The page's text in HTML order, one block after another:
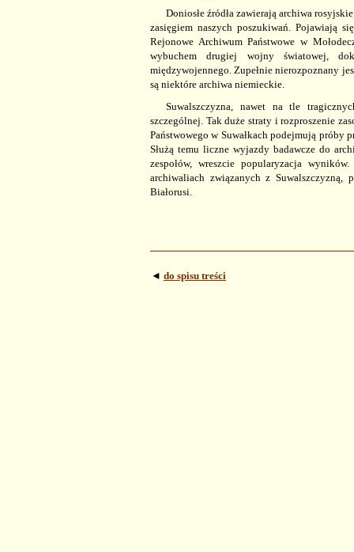
Doniosłe źródła zawierają archiwa
zasięgiem naszych poszukiwań. Pojawiają
Rejonowe Archiwum Państwowe w
wybuchem drugiej wojny światowej,
międzywojennego. Zupełnie nierozpoznany
są niektóre archiwa niemieckie.
Suwalszczyzna, nawet na tle
szczególnej. Tak duże straty i rozproszenie
Państwowego w Suwałkach podejmują próby
Służą temu liczne wyjazdy badawcze do
zespołów, wreszcie popularyzacja
archiwaliach związanych z
Białorusi.
◄ do spisu treści